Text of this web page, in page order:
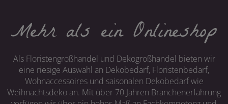
Mehr als ein Onlineshop
Als Floristengroßhandel und Dekogroßhandel bieten wir
eine riesige Auswahl an Dekobedarf, Floristenbedarf,
Wohnaccessoires und saisonalen Dekobedarf wie
Weihnachtsdeko an. Mit über 70 Jahren Branchenerfahrung